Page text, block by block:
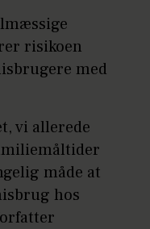
risikoen
med
vi allerede
måde at
hos